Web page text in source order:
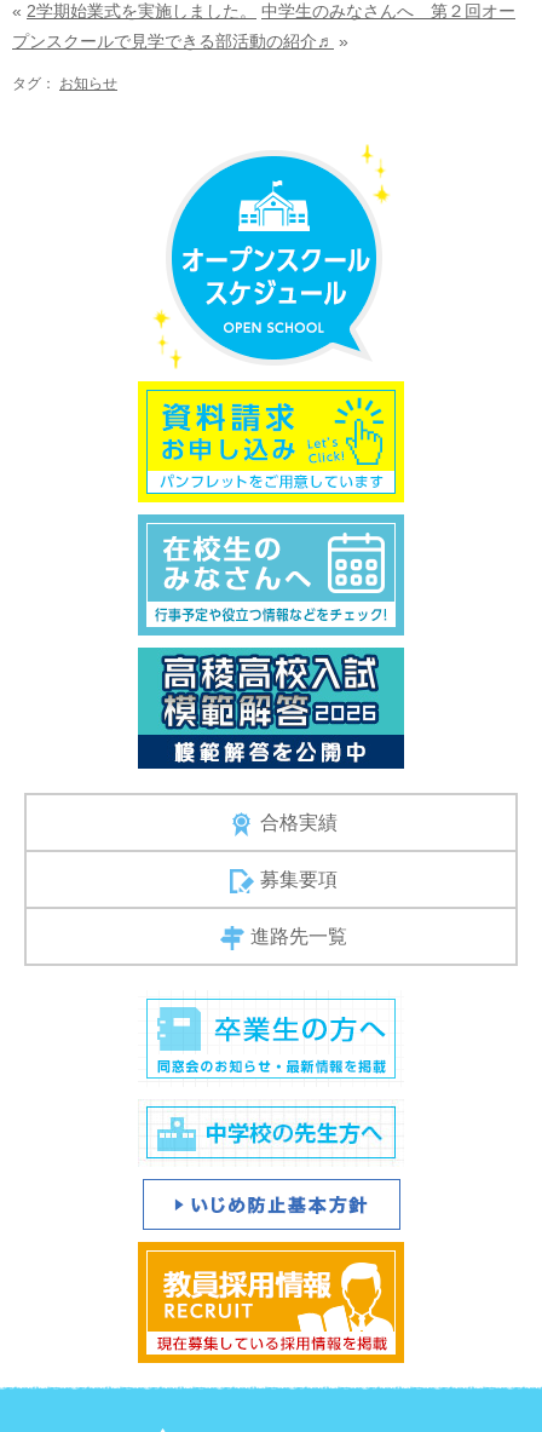
« 2学期始業式を実施しました。
中学生のみなさんへ 第２回オー
プンスクールで見学できる部活動の紹介♬ »
タグ： お知らせ
合格実績
募集要項
進路先一覧